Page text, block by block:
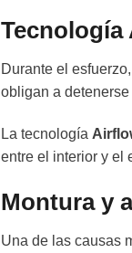
Durante el
obligan a
La tecnología
entre el interior y el
Montura y
Una de las causas